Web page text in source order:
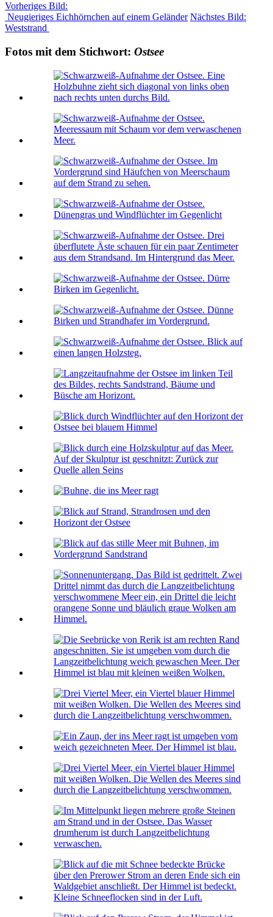
Vorheriges Bild:
Neugieriges Eichhörnchen auf einem Geländer Nächstes Bild:
Weststrand
Fotos mit dem Stichwort: Ostsee